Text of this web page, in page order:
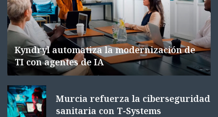
Kyndryl automatiza la modernización de
TI con agentes de IA
Murcia refuerza la ciberseguridad
sanitaria con T-Systems